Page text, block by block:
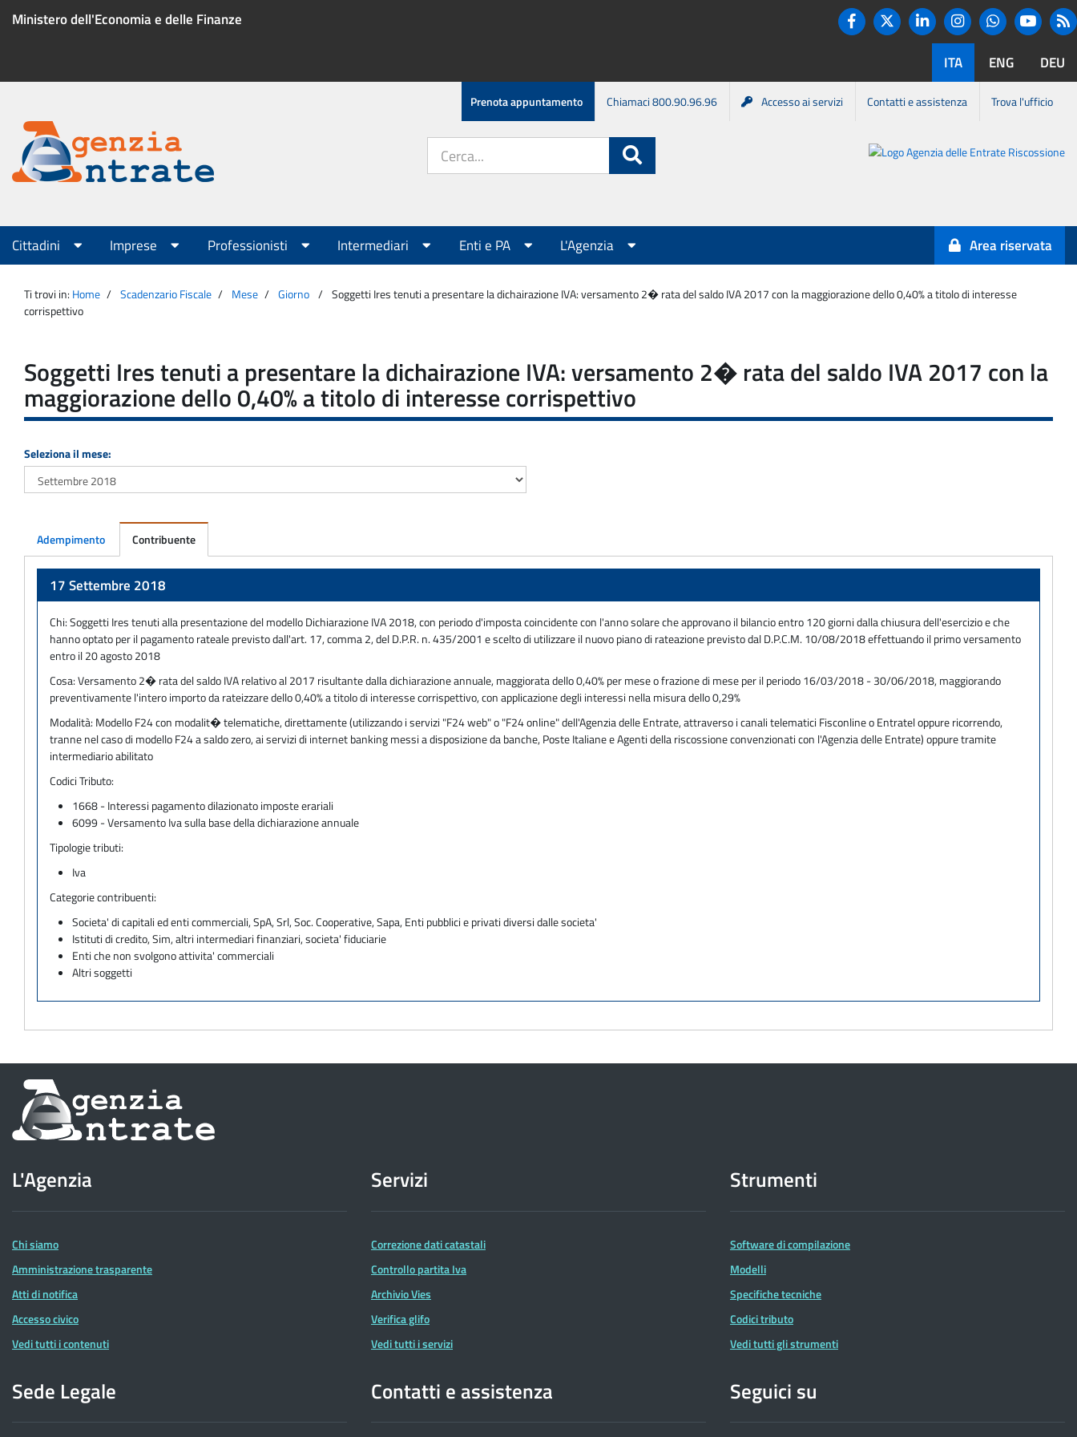
Ministero dell'Economia e delle Finanze
Twitter
LinkedinInstagram
ITA ENG DEU
Menu
servizio
Prenota appuntamento Chiamaci 800.90.96.96 Accesso ai servizi Contatti e assistenza Trova l'ufficio
Agenzia
Entrate
sito:
Agenzia
Entrate-
Riscossione
Menu
principale
Cittadini Imprese Professionisti Intermediari Enti e PA L'Agenzia Area riservata
Ti trovi in: Home Scadenzario Fiscale Mese Giorno
Soggetti Ires tenuti a presentare la dichairazione IVA: versamento 2� rata del saldo IVA 2017 con la maggiorazione dello 0,40% a titolo di interesse
corrispettivo
Soggetti Ires tenuti a presentare la dichairazione IVA: versamento 2� rata del saldo IVA 2017 con la
maggiorazione dello 0,40% a titolo di interesse corrispettivo
Seleziona il mese:
Adempimento Contribuente
17 Settembre 2018
Chi:Soggetti Ires tenuti alla presentazione del modello Dichiarazione IVA 2018, con periodo d'imposta coincidente con l'anno solare che approvano il bilancio entro 120 giorni dalla chiusura dell'esercizio e che
hanno optato per il pagamento rateale previsto dall'art. 17, comma 2, del D.P.R. n. 435/2001 e scelto di utilizzare il nuovo piano di rateazione previsto dal D.P.C.M. 10/08/2018 effettuando il primo versamento
entro il 20 agosto 2018
Cosa:Versamento 2� rata del saldo IVA relativo al 2017 risultante dalla dichiarazione annuale, maggiorata dello 0,40% per mese o frazione di mese per il periodo 16/03/2018 - 30/06/2018, maggiorando
preventivamente l'intero importo da rateizzare dello 0,40% a titolo di interesse corrispettivo, con applicazione degli interessi nella misura dello 0,29%
Modalità: Modello F24 con modalit� telematiche, direttamente (utilizzando i servizi "F24 web" o "F24 online" dell'Agenzia delle Entrate, attraverso i canali telematici Fisconline o Entratel oppure ricorrendo,
tranne nel caso di modello F24 a saldo zero, ai servizi di internet banking messi a disposizione da banche, Poste Italiane e Agenti della riscossione convenzionati con l'Agenzia delle Entrate) oppure tramite
intermediario abilitato
Codici Tributo:
1668 - Interessi pagamento dilazionato imposte erariali
6099 - Versamento Iva sulla base della dichiarazione annuale
Tipologie tributi:
Iva
Categorie contribuenti:
Societa' di capitali ed enti commerciali, SpA, Srl, Soc. Cooperative, Sapa, Enti pubblici e privati diversi dalle societa'
Istituti di credito, Sim, altri intermediari finanziari, societa' fiduciarie
Enti che non svolgono attivita' commerciali
Altri soggetti
Informazioni
sul
dell'Agenzia
delle
Entrate
L'Agenzia
Chi siamo
Amministrazione trasparente
Atti di notifica
Accesso civico
Vedi tutti i contenuti
Servizi
Correzione dati catastali
Controllo partita Iva
Archivio Vies
Verifica glifo
Vedi tutti i servizi
Strumenti
Software di compilazione
Modelli
Specifiche tecniche
Codici tributo
Vedi tutti gli strumenti
Sede Legale Contatti e assistenza Seguici su